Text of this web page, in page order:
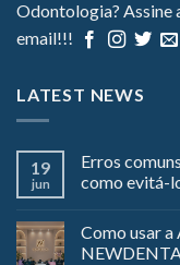
Odontologia? Assine
email!!!
LATEST NEWS
19
jun
Erros
como evitá-
Como usar a